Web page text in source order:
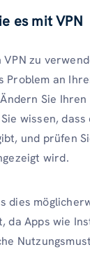
es mit VPN
zu
Problem an
Sie
wissen,
und prüfen
wird.
dies
da Apps wie